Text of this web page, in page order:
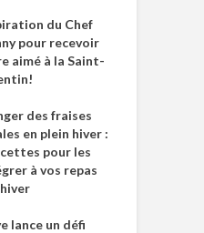
du Chef
pour recevoir
aimé à la Saint-
des fraises
en plein hiver :
pour les
à vos repas
lance un défi